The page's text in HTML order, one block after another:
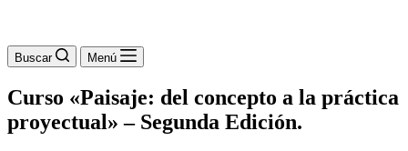
Buscar Menú
Curso «Paisaje: del concepto a la práctica
proyectual» – Segunda Edición.